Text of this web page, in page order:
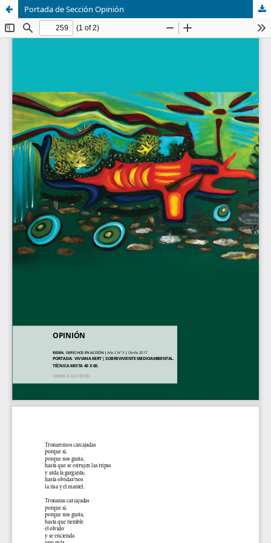
Portada de Sección Opinión